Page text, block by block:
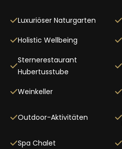
Luxuriöser Naturgarten
Holistic Wellbeing
Sternerestaurant
Hubertusstube
Weinkeller
Outdoor-Aktivitäten
Spa Chalet